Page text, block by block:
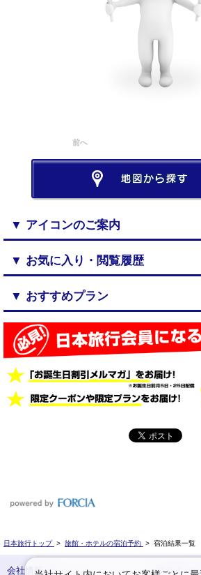
前へ
▼ アイコンのご案内
▼ お気に入り・閲覧履歴
▼ おすすめプラン
日本旅行トップ > 旅館・ホテルの宿泊予約 > 宿泊結果一覧
会社情報 プライバ